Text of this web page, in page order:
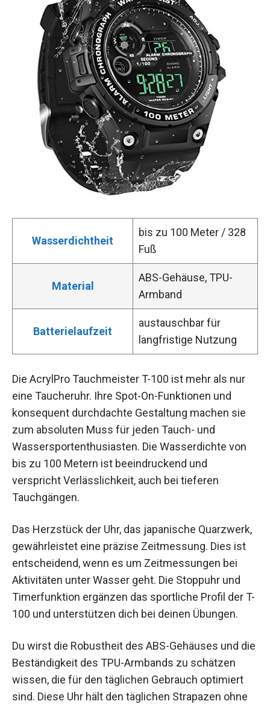
Wasserdichtheit
bis zu 100 Meter / 328
Fuß
Material
ABS-Gehäuse, TPU-
Armband
Batterielaufzeit
austauschbar für
langfristige Nutzung
Die AcrylPro Tauchmeister T-100 ist mehr als nur
eine Taucheruhr. Ihre Spot-On-Funktionen und
konsequent durchdachte Gestaltung machen sie
zum absoluten Muss für jeden Tauch- und
Wassersportenthusiasten. Die Wasserdichte von
bis zu 100 Metern ist beeindruckend und
verspricht Verlässlichkeit, auch bei tieferen
Tauchgängen.
Das Herzstück der Uhr, das japanische Quarzwerk,
gewährleistet eine präzise Zeitmessung. Dies ist
entscheidend, wenn es um Zeitmessungen bei
Aktivitäten unter Wasser geht. Die Stoppuhr und
Timerfunktion ergänzen das sportliche Profil der T-
100 und unterstützen dich bei deinen Übungen.
Du wirst die Robustheit des ABS-Gehäuses und die
Beständigkeit des TPU-Armbands zu schätzen
wissen, die für den täglichen Gebrauch optimiert
sind. Diese Uhr hält den täglichen Strapazen ohne